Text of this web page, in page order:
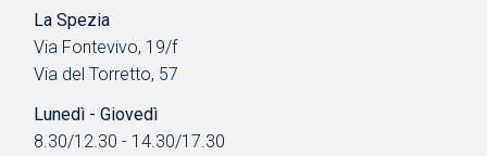
La Spezia
Via Fontevivo, 19/f
Via del Torretto, 57
Lunedì - Giovedì
8.30/12.30 - 14.30/17.30